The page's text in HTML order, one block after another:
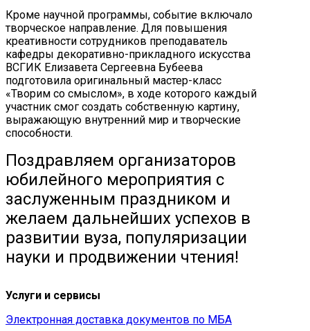
Кроме научной программы, событие включало
творческое направление. Для повышения
креативности сотрудников преподаватель
кафедры декоративно-прикладного искусства
ВСГИК Елизавета Сергеевна Бубеева
подготовила оригинальный мастер-класс
«Творим со смыслом», в ходе которого каждый
участник смог создать собственную картину,
выражающую внутренний мир и творческие
способности.
Поздравляем организаторов
юбилейного мероприятия с
заслуженным праздником и
желаем дальнейших успехов в
развитии вуза, популяризации
науки и продвижении чтения!
Услуги и сервисы
Электронная доставка документов по МБА